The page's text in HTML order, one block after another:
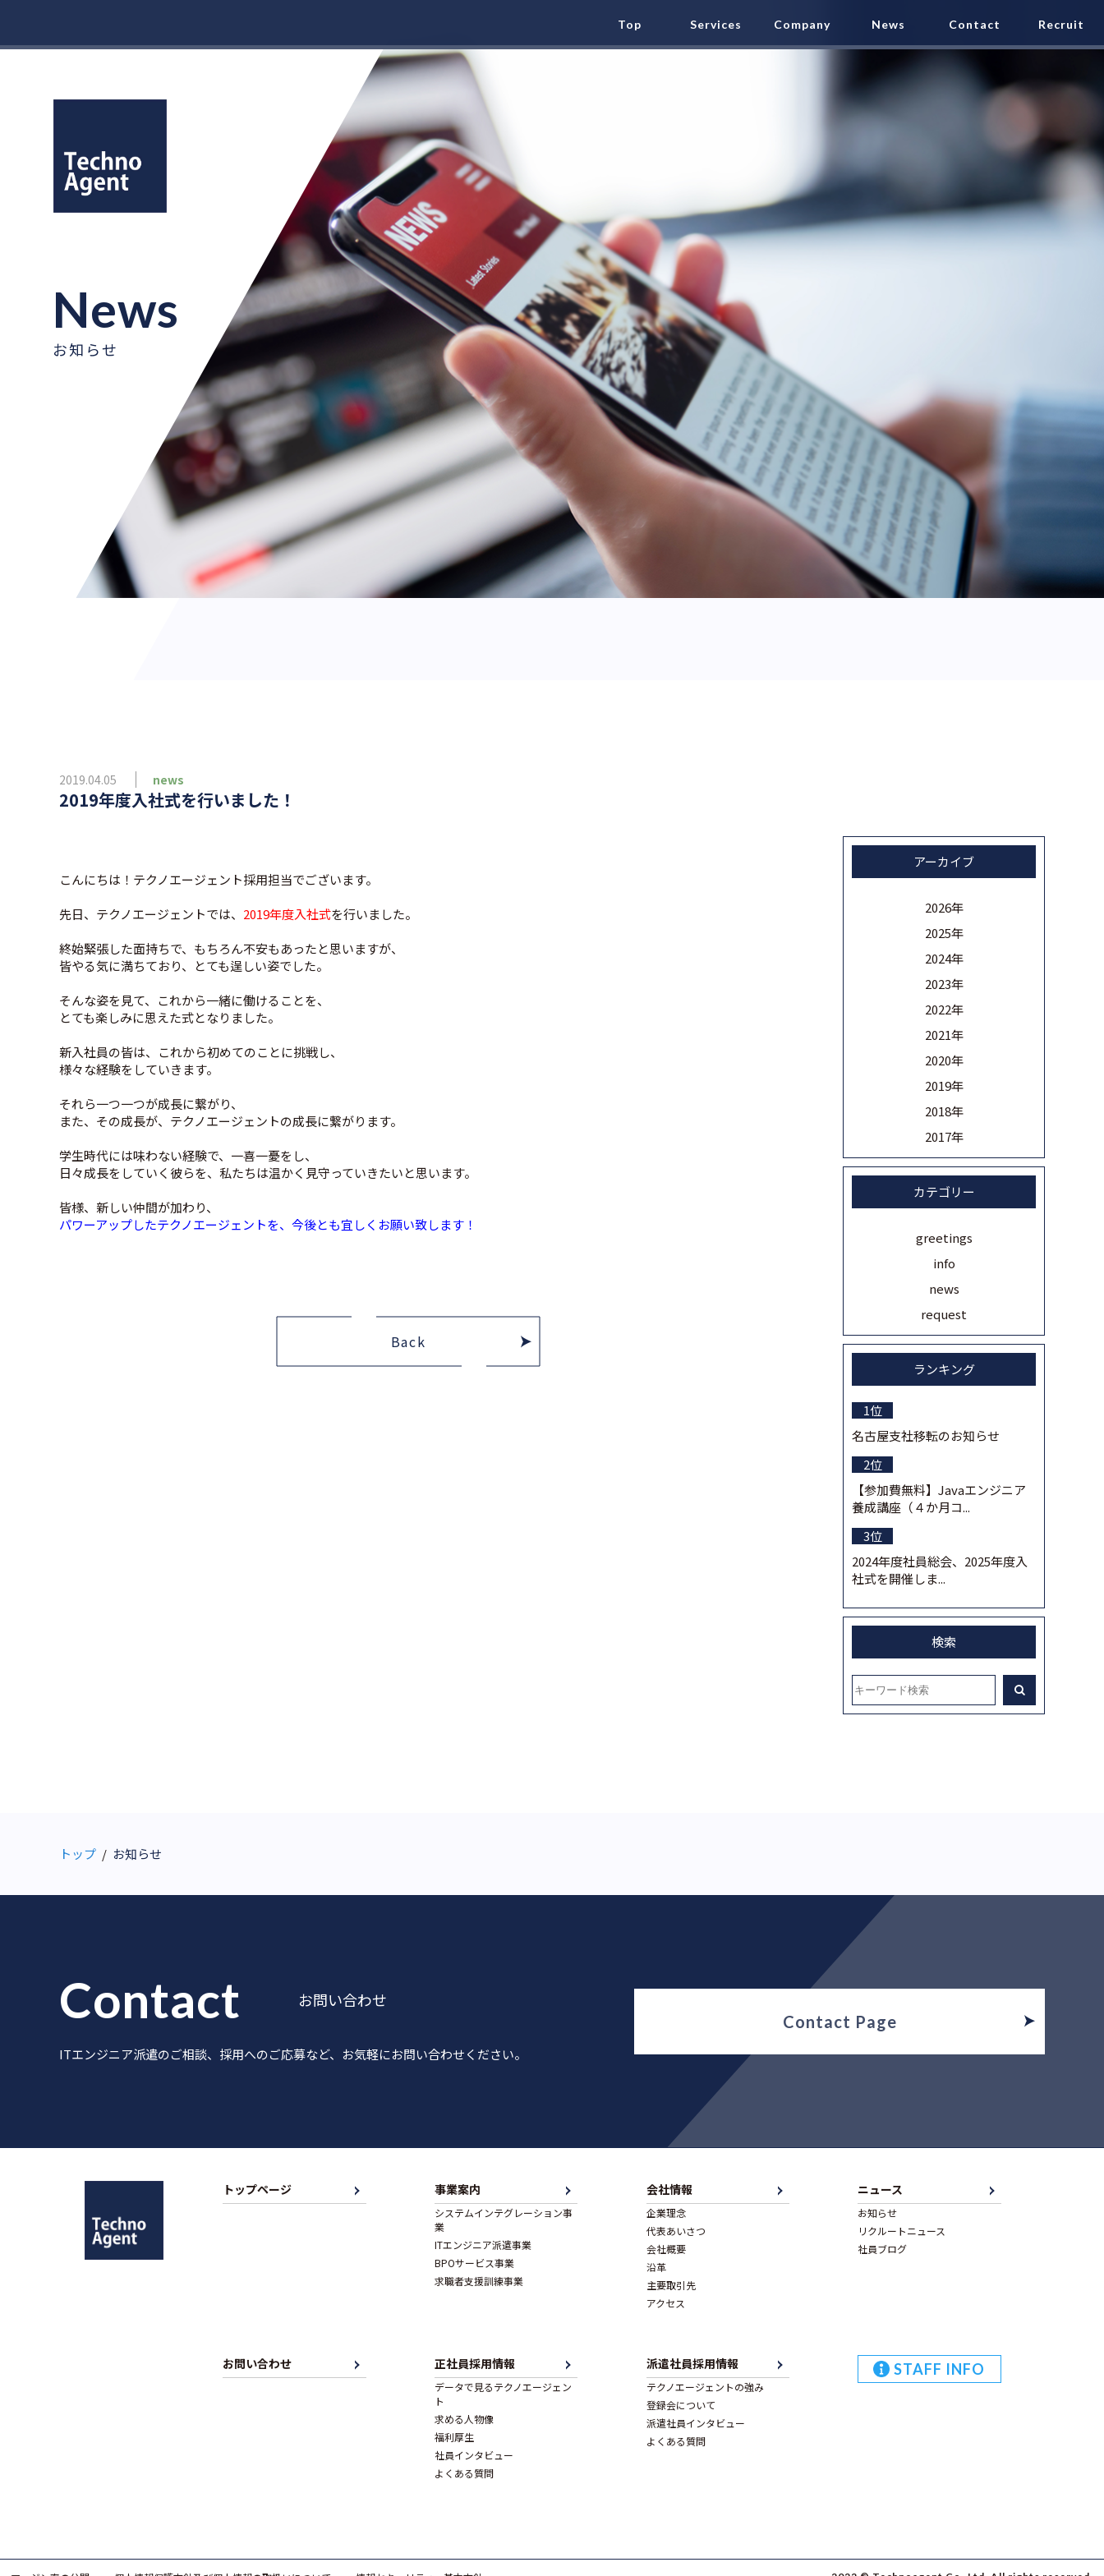
Top Services Company News Contact Recruit
News
お知らせ
2019.04.05 news
2019年度入社式を行いました！
こんにちは！テクノエージェント採用担当でございます。
先日、テクノエージェントでは、 2019年度入社式を行いました。
終始緊張した面持ちで、もちろん不安もあったと思いますが、
皆やる気に満ちており、とても逞しい姿でした。
そんな姿を見て、これから一緒に働けることを、
とても楽しみに思えた式となりました。
新入社員の皆は、これから初めてのことに挑戦し、
様々な経験をしていきます。
それら一つ一つが成長に繋がり、
また、その成長が、テクノエージェントの成長に繋がります。
学生時代には味わない経験で、一喜一憂をし、
日々成長をしていく彼らを、私たちは温かく見守っていきたいと思います。
皆様、新しい仲間が加わり、
パワーアップしたテクノエージェントを、今後とも宜しくお願い致します！
Back
アーカイブ
2026年
2025年
2024年
2023年
2022年
2021年
2020年
2019年
2018年
2017年
カテゴリー
greetings
info
news
request
ランキング
名古屋支社移転のお知らせ
【参加費無料】Javaエンジニア
養成講座（４か月コ...
2024年度社員総会、2025年度入
社式を開催しま...
検索
トップ お知らせ
Contact お問い合わせ
ITエンジニア派遣のご相談、採用へのご応募など、お気軽にお問い合わせください。
Contact Page
トップページ 事業案内
システムインテグレーション事
業
ITエンジニア派遣事業
BPOサービス事業
求職者支援訓練事業
会社情報
企業理念
代表あいさつ
会社概要
沿革
主要取引先
アクセス
ニュース
お知らせ
リクルートニュース
社員ブログ
お問い合わせ 正社員採用情報
データで見るテクノエージェン
ト
求める人物像
福利厚生
社員インタビュー
よくある質問
派遣社員採用情報
テクノエージェントの強み
登録会について
派遣社員インタビュー
よくある質問
STAFF INFO